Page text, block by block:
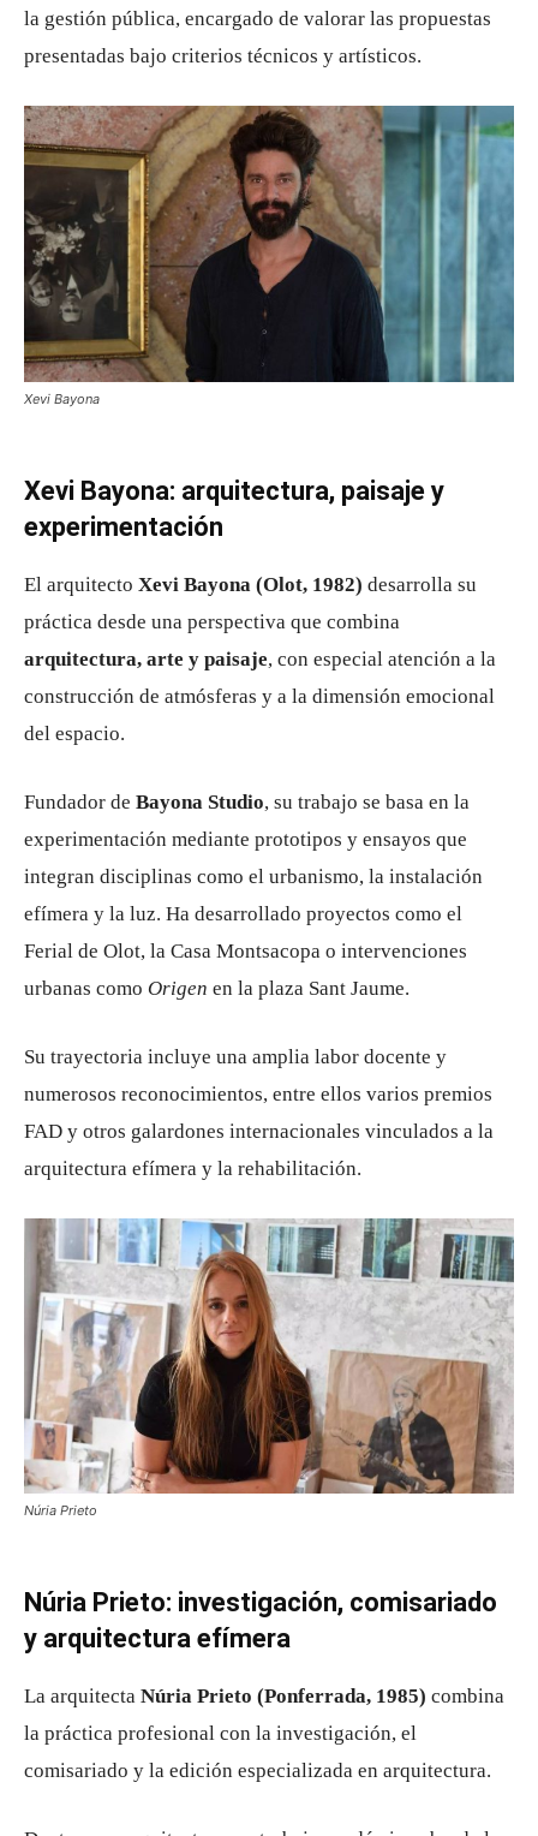
la gestión pública, encargado de valorar las propuestas
presentadas bajo criterios técnicos y artísticos.
Xevi Bayona
Xevi Bayona: arquitectura, paisaje y
experimentación
El arquitecto Xevi Bayona (Olot, 1982) desarrolla su
práctica desde una perspectiva que combina
arquitectura, arte y paisaje, con especial atención a la
construcción de atmósferas y a la dimensión emocional
del espacio.
Fundador de Bayona Studio, su trabajo se basa en la
experimentación mediante prototipos y ensayos que
integran disciplinas como el urbanismo, la instalación
efímera y la luz. Ha desarrollado proyectos como el
Ferial de Olot, la Casa Montsacopa o intervenciones
urbanas como Origen en la plaza Sant Jaume.
Su trayectoria incluye una amplia labor docente y
numerosos reconocimientos, entre ellos varios premios
FAD y otros galardones internacionales vinculados a la
arquitectura efímera y la rehabilitación.
Núria Prieto
Núria Prieto: investigación, comisariado
y arquitectura efímera
La arquitecta Núria Prieto (Ponferrada, 1985) combina
la práctica profesional con la investigación, el
comisariado y la edición especializada en arquitectura.